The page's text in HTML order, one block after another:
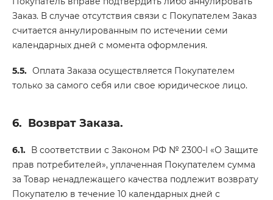
Заказ. В случае отсутствия связи с Покупателем Заказ
считается аннулированным по истечении семи
календарных дней с момента оформления.
5.5. Оплата Заказа осуществляется Покупателем
только за самого себя или свое юридическое лицо.
6. Возврат Заказа.
6.1. В соответствии с Законом РФ № 2300-I «О Защите
прав потребителей», уплаченная Покупателем сумма
за Товар ненадлежащего качества подлежит возврату
Покупателю в течение 10 календарных дней с